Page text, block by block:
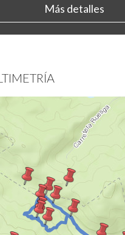
Más detalles